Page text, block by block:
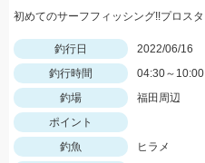
釣行日
2022/06/16
釣行時間
04:30～10:00
釣場
福田周辺
ポイント
釣魚
ヒラメ